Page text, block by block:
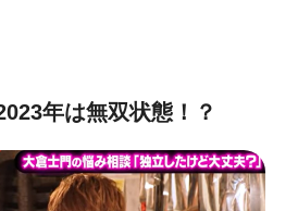
年は無双状態！？